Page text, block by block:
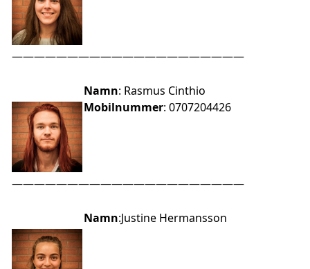
—————————————————————
Namn: Rasmus Cinthio
Mobilnummer: 0707204426
—————————————————————
Namn:Justine Hermansson